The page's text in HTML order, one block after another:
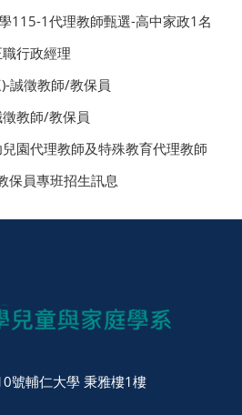
115-1代理教師甄選-高中家政1名
行政經理
誠徵教師/教保員
教師/教保員
園代理教師及特殊教育代理教師
保員專班招生訊息
號輔仁大學 秉雅樓1樓